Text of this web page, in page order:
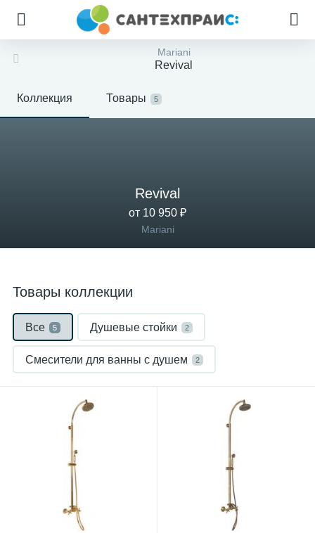
Mariani
Revival
Коллекция Товары 5
Revival
от 10 950 ₽
Mariani
Товары коллекции
Все 5 Душевые стойки 2
Смесители для ванны с душем 2